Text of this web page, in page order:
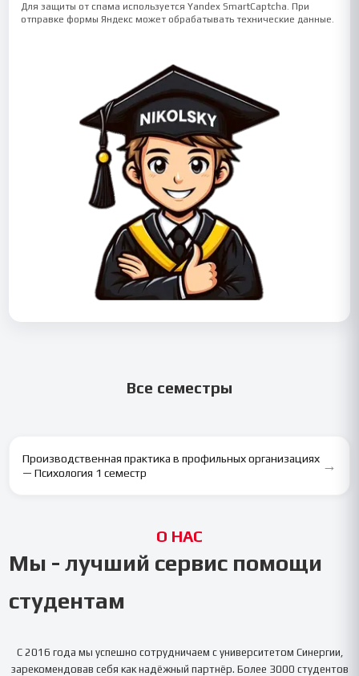
Для защиты от спама используется Yandex SmartCaptcha. При
отправке формы Яндекс может обрабатывать технические данные.
Все семестры
Производственная практика в профильных организациях
— Психология 1 семестр
→
О НАС
Мы - лучший сервис помощи
студентам
С 2016 года мы успешно сотрудничаем с университетом Синергии
зарекомендовав себя как надёжный партнёр. Более 3000 студентов